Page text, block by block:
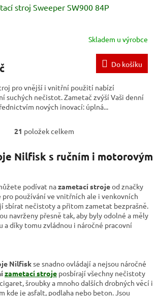
stroj Sweeper SW900 84P
Skladem u výrobce
Do košíku
pro vnější i vnitřní použití nabízí
suchých nečistot. Zametač zvýší Vaši denní
nových inovací: úplná...
O
l
a
c
í
p
r
v
ý
p
i
21 položek celkem
Nilfisk s ručním i motorovým
podívat nazametací strojeod značky
pro používání ve vnitřních ale i venkovních
sbírat nečistoty a přitom zametat bezprašně.
navrženy přesně tak, aby byly odolné a měly
díky tomu zvládnou i náročné pracovní
Nilfiskse snadno ovládají a nejsou náročné
zametací stroje posbírají všechny nečistoty
šroubky a mnoho dalších drobných věcí i
kde je asfalt, podlaha nebo beton. Jsou